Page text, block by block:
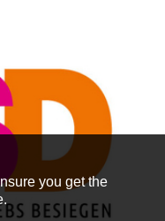
you get the